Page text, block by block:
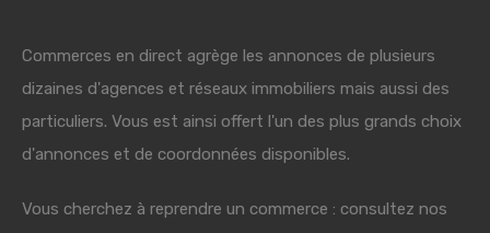
Commerces en direct agrège les annonces de plusieurs
dizaines d'agences et réseaux immobiliers mais aussi des
particuliers. Vous est ainsi offert l'un des plus grands choix
d'annonces et de coordonnées disponibles.
Vous cherchez à reprendre un commerce : consultez nos